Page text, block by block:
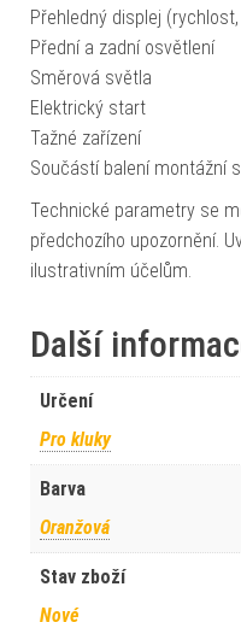
Přehledný displej
Přední a zadní osvětlení
Směrová světla
Elektrický start
Tažné zařízení
Součástí balení montážní
Technické parametry se
předchozího upozornění.
ilustrativním účelům.
Další
Určení
Pro kluky
Barva
Oranžová
Stav zboží
Nové